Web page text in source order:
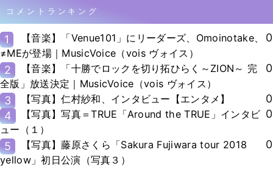
コメントランキング
1
【音楽】「Venue101」にリーダーズ、Omoinotake、
≠MEが登場｜MusicVoice（vois ヴォイス）
0
2
【音楽】「十勝でロックを切り拓ひらく～ZION～ 完
全版」放送決定｜MusicVoice（vois ヴォイス）
0
3 【写真】仁村紗和、インタビュー【エンタメ】
0
4
【写真】写真＝TRUE「Around the TRUE」インタビ
ュー（１）
0
5
【写真】藤原さくら「Sakura Fujiwara tour 2018
yellow」初日公演（写真３）
0